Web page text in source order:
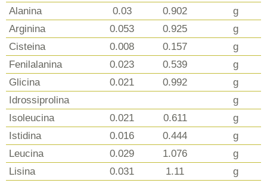
Alanina
0.03 0.902
g
Arginina
0.053 0.925
g
Cisteina
0.008 0.157
g
Fenilalanina
0.023 0.539
g
Glicina
0.021 0.992
g
Idrossiprolina
g
Isoleucina
0.021 0.611
g
Istidina
0.016 0.444
g
Leucina
0.029 1.076
g
Lisina
0.031 1.11
g